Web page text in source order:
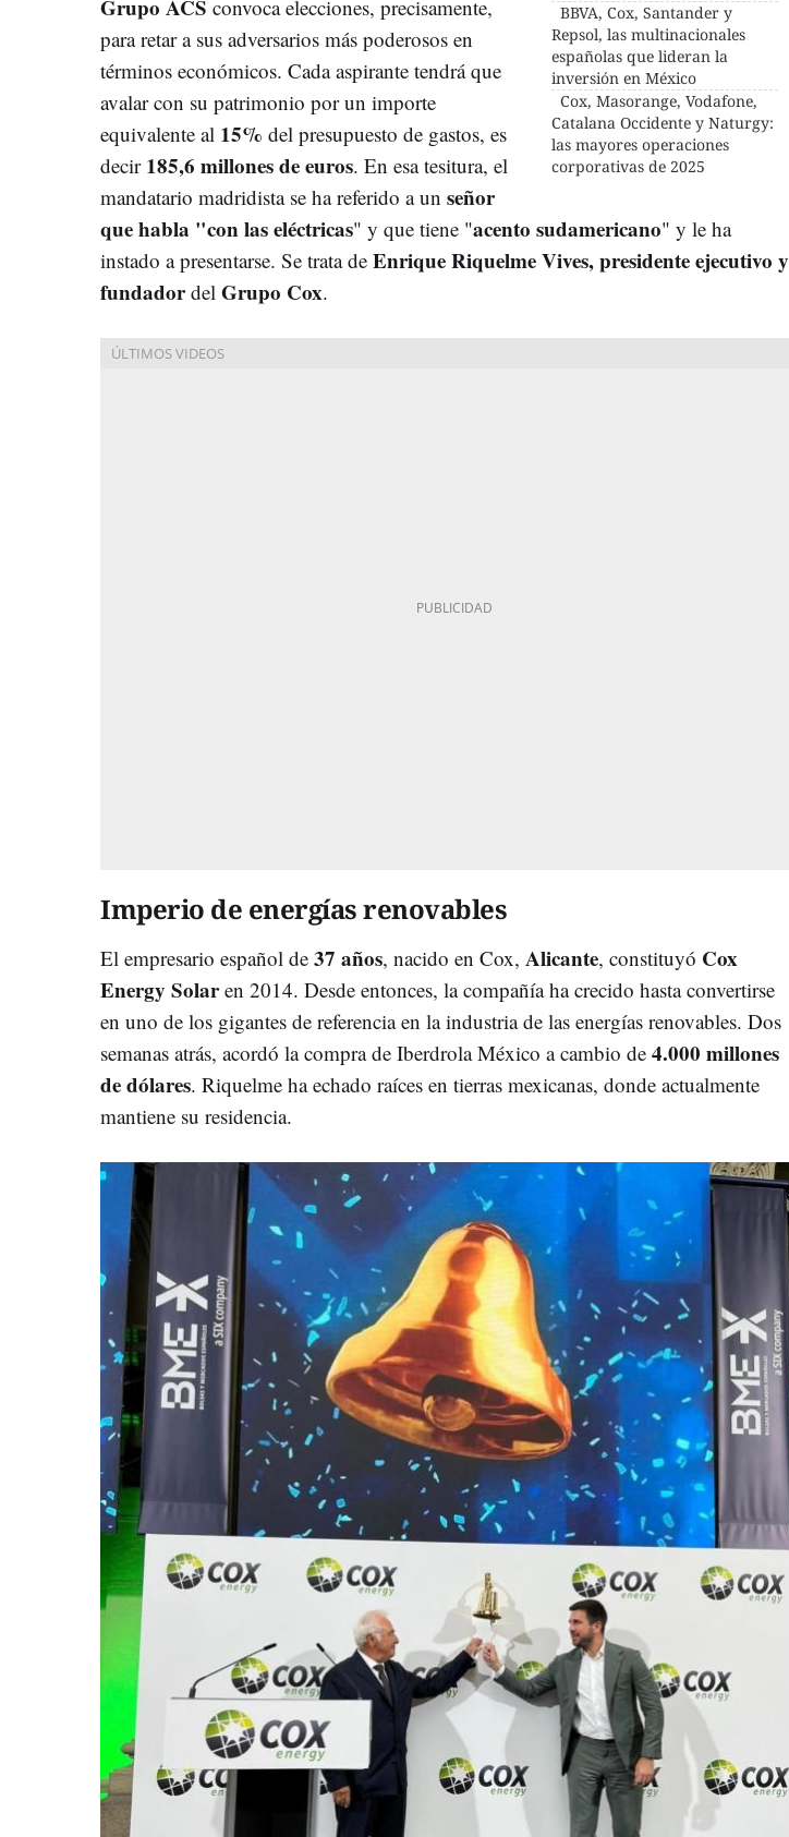
BBVA, Cox, Santander y
Repsol, las multinacionales
españolas que lideran la
inversión en México
Cox, Masorange, Vodafone,
Catalana Occidente y Naturgy:
las mayores operaciones
corporativas de 2025
Grupo ACS convoca elecciones, precisamente,
para retar a sus adversarios más poderosos en
términos económicos. Cada aspirante tendrá que
avalar con su patrimonio por un importe
equivalente al 15% del presupuesto de gastos, es
decir 185,6 millones de euros. En esa tesitura, el
mandatario madridista se ha referido a un señor
que habla "con las eléctricas" y que tiene "acento sudamericano" y le ha
instado a presentarse. Se trata de Enrique Riquelme Vives, presidente ejecutivo y
fundadordel Grupo Cox.
Imperio de energías renovables
El empresario español de 37 años, nacido en Cox, Alicante, constituyó Cox
Energy Solaren 2014. Desde entonces, la compañía ha crecido hasta convertirse
en uno de los gigantes de referencia en la industria de las energías renovables. Dos
semanas atrás, acordó la compra de Iberdrola México a cambio de 4.000 millones
de dólares. Riquelme ha echado raíces en tierras mexicanas, donde actualmente
mantiene su residencia.